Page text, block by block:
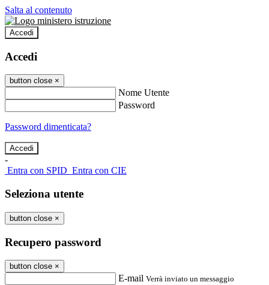
Salta al contenuto
Accedi
Accedi
button close ×
Nome Utente
Password
Password dimenticata?
-
Entra con SPID Entra con CIE
Seleziona utente
button close ×
Recupero password
button close ×
E-mail Verrà inviato un messaggio